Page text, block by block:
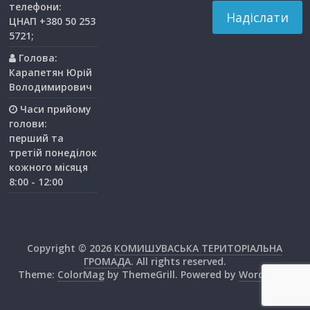
телефони:
ЦНАП +380 50 253
5721;
Голова:
Карапетян Юрій
Володимирович
Часи прийому
голови:
перший та
третiй понедiлок
кожного мiсяця
8:00 - 12:00
Copyright © 2026 КОМИШУВАСЬКА ТЕРИТОРІАЛЬНА
ГРОМАДА. All rights reserved.
Theme: ColorMagby ThemeGrill. Powered by WordPress